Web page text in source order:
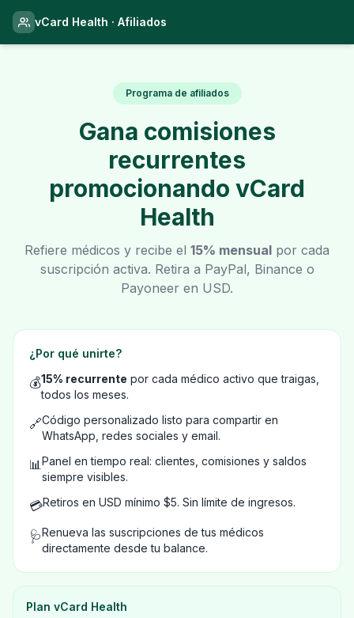
vCard Health · Afiliados
Programa de afiliados
Gana comisiones
recurrentes
promocionando vCard
Health
Refiere médicos y recibe el 15% mensual por cada
suscripción activa. Retira a PayPal, Binance o
Payoneer en USD.
¿Por qué unirte?
💰15% recurrente por cada médico activo que traigas,
todos los meses.
🔗Código personalizado listo para compartir en
WhatsApp, redes sociales y email.
📊Panel en tiempo real: clientes, comisiones y saldos
siempre visibles.
💳Retiros en USD mínimo $5. Sin límite de ingresos.
🩺Renueva las suscripciones de tus médicos
directamente desde tu balance.
Plan vCard Health